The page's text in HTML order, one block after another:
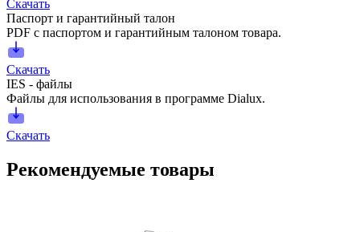
Скачать
Паспорт и гарантийный талон
PDF с паспортом и гарантийным талоном товара.
Скачать
IES - файлы
Файлы для использования в программе Dialux.
Скачать
Рекомендуемые товары